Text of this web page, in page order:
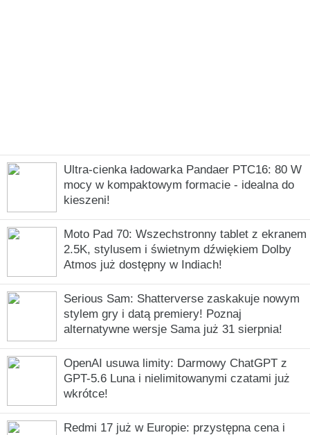
Ultra-cienka ładowarka Pandaer PTC16: 80 W
mocy w kompaktowym formacie - idealna do
kieszeni!
Moto Pad 70: Wszechstronny tablet z ekranem
2.5K, stylusem i świetnym dźwiękiem Dolby
Atmos już dostępny w Indiach!
Serious Sam: Shatterverse zaskakuje nowym
stylem gry i datą premiery! Poznaj
alternatywne wersje Sama już 31 sierpnia!
OpenAI usuwa limity: Darmowy ChatGPT z
GPT-5.6 Luna i nielimitowanymi czatami już
wkrótce!
Redmi 17 już w Europie: przystępna cena i